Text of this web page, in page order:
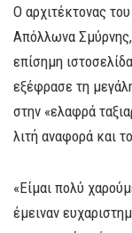
Ο αρχιτέκτονας
Απόλλωνα
επίσημη
εξέφρασε τη
στην «ελαφρά
λιτή αναφορά και
«Είμαι πολύ
έμειναν